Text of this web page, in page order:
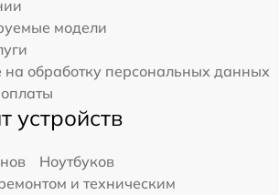
модели
на обработку персональных данных
устройств
Ноутбуков
и техническим